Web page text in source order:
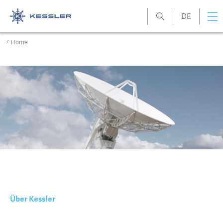
Kessler DE
Home
Über Kessler